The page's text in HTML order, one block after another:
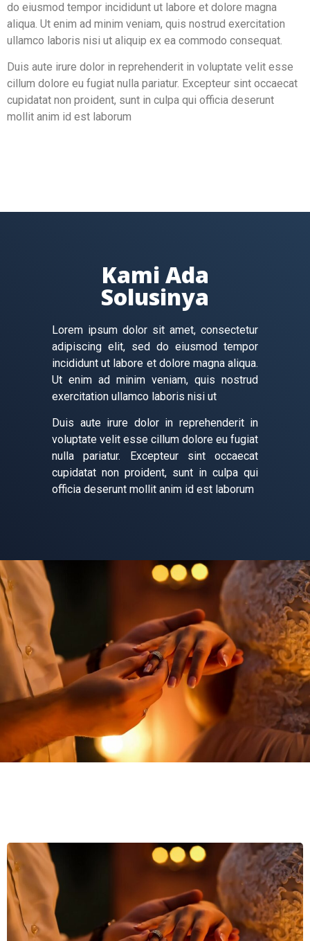
do eiusmod tempor incididunt ut labore et dolore magna
aliqua. Ut enim ad minim veniam, quis nostrud exercitation
ullamco laboris nisi ut aliquip ex ea commodo consequat.
Duis aute irure dolor in reprehenderit in voluptate velit esse
cillum dolore eu fugiat nulla pariatur. Excepteur sint occaecat
cupidatat non proident, sunt in culpa qui officia deserunt
mollit anim id est laborum
Kami Ada
Solusinya
Lorem ipsum dolor sit amet, consectetur
adipiscing elit, sed do eiusmod tempor
incididunt ut labore et dolore magna aliqua.
Ut enim ad minim veniam, quis nostrud
exercitation ullamco laboris nisi ut
Duis aute irure dolor in reprehenderit in
voluptate velit esse cillum dolore eu fugiat
nulla pariatur. Excepteur sint occaecat
cupidatat non proident, sunt in culpa qui
officia deserunt mollit anim id est laborum